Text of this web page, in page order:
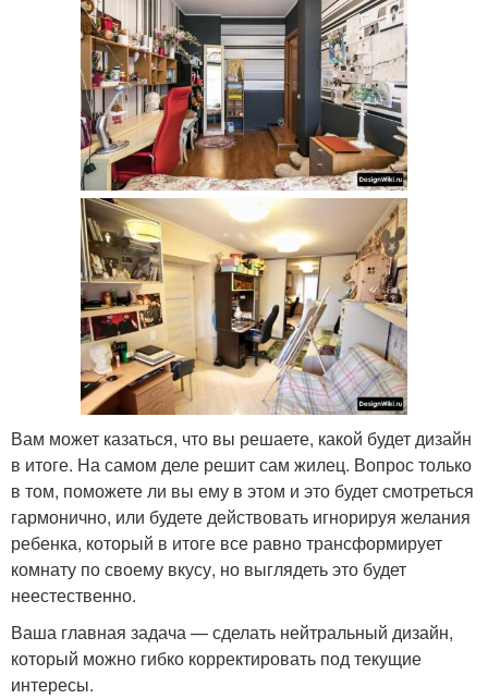
Вам может казаться, что вы решаете, какой будет дизайн
в итоге. На самом деле решит сам жилец. Вопрос только
в том, поможете ли вы ему в этом и это будет смотреться
гармонично, или будете действовать игнорируя желания
ребенка, который в итоге все равно трансформирует
комнату по своему вкусу, но выглядеть это будет
неестественно.
Ваша главная задача — сделать нейтральный дизайн,
который можно гибко корректировать под текущие
интересы.